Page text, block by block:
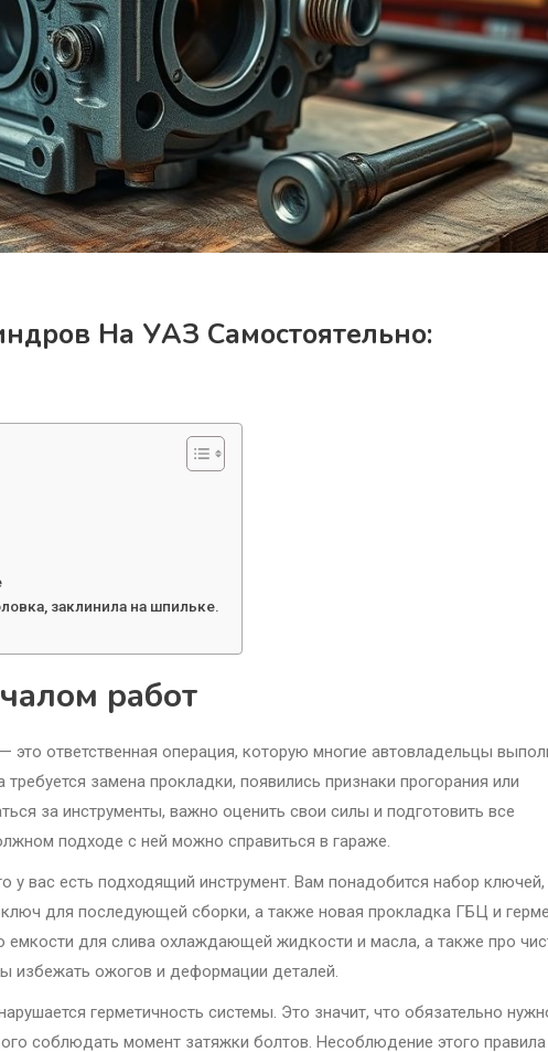
На УАЗ Самостоятельно:
заклинила на шпильке.
работ
ответственная операция, которую многие автовладельцы
замена прокладки, появились признаки прогорания или
за инструменты, важно оценить свои силы и подготовить все
подходе с ней можно справиться в гараже.
у вас есть подходящий инструмент. Вам понадобится набор ключей,
для последующей сборки, а также новая прокладка ГБЦ и
емкости для слива охлаждающей жидкости и масла, а также про
избежать ожогов и деформации деталей.
герметичность системы. Это значит, что обязательно
соблюдать момент затяжки болтов. Несоблюдение этого правила